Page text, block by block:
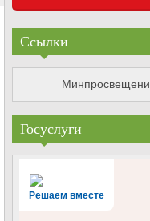
Ссылки
Госуслуги
Решаем вместе